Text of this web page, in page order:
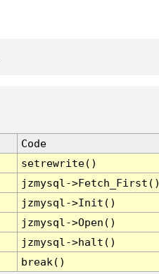
Code
setrewrite()
jzmysql-
jzmysql->Init()
jzmysql->Open()
jzmysql->halt()
break()